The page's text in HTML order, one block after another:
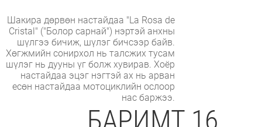
Шакира дөрвөн настайдаа "La Rosa de
Cristal" ("Болор сарнай") нэртэй анхны
шүлгээ бичиж, шүлэг бичсээр байв.
Хөгжмийн сонирхол нь талсжих тусам
шүлэг нь дууны үг болж хувирав. Хоёр
настайдаа эцэг нэгтэй ах нь арван
есөн настайдаа мотоциклийн ослоор
нас баржээ.
БАРИМТ 16